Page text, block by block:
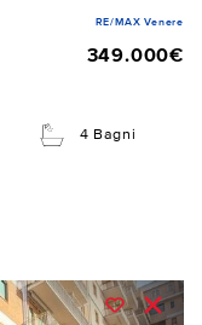
RE/MAX Venere
349.000€
4 Bagni